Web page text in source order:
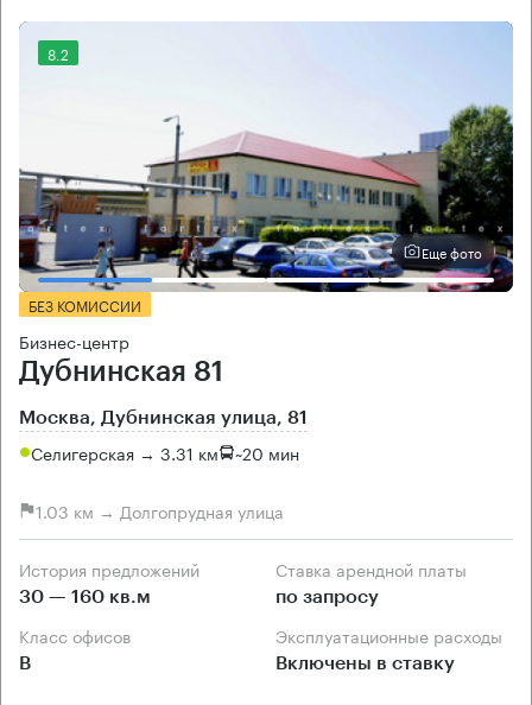
8.2
Еще фото
БЕЗ КОМИССИИ
Бизнес-центр
Дубнинская 81
Москва, Дубнинская улица, 81
Селигерская → 3.31 км ~20 мин
1.03 км → Долгопрудная улица
История предложений
30 — 160 кв.м
Ставка арендной платы
по запросу
Класс офисов
B
Эксплуатационные расходы
Включены в ставку